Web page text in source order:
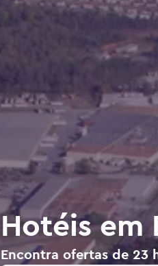
Hotéis em
Encontra ofertas de 23